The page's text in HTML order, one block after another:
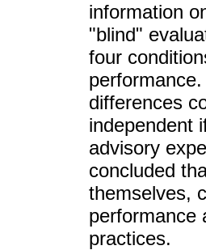
information
"blind"
four
differences
independent
advisory
concluded
themselves,
performance
practices.